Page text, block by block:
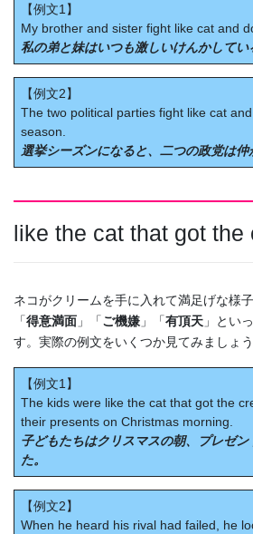
【例文1】
My brother and sister fight like cat and
私の弟と妹はいつも激しいけんかしてい
【例文2】
The two political parties fight like cat
season.
選挙シーズンになると、二つの政党は仲
like the cat that got the
ネコがクリームを手に入れて満足げな様
「得意満面 」「ご機嫌 」「有頂天 」とい
す。実際の例文をいくつか見てみましょう
【例文1】
The kids were like the cat that got the
their presents on Christmas morning.
子どもたちはクリスマスの朝、プレゼ
た。
【例文2】
When he heard his rival had failed, he